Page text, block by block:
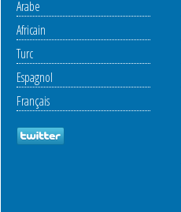
Arabe
Africain
Turc
Espagnol
Français